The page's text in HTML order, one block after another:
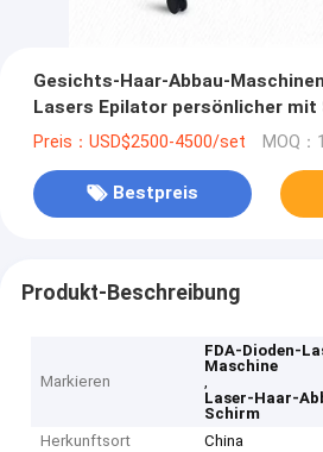
Gesichts-Haar-Abbau-
Lasers Epilator persönlicher mit
Preis：USD$2500-4500/set MOQ
Bestpreis
Produkt-Beschreibung
Markieren
FDA-Dioden-
Maschine
,
Laser-Haar-
Schirm
Herkunftsort
China